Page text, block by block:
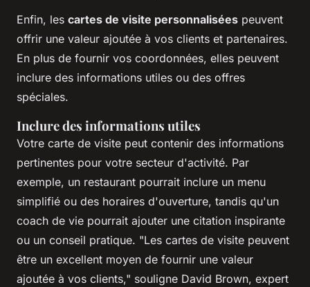
Enfin, les cartes de visite personnalisées peuvent
offrir une valeur ajoutée à vos clients et partenaires.
En plus de fournir vos coordonnées, elles peuvent
inclure des informations utiles ou des offres
spéciales.
Inclure des informations utiles
Votre carte de visite peut contenir des informations
pertinentes pour votre secteur d'activité. Par
exemple, un restaurant pourrait inclure un menu
simplifié ou des horaires d'ouverture, tandis qu'un
coach de vie pourrait ajouter une citation inspirante
ou un conseil pratique. "Les cartes de visite peuvent
être un excellent moyen de fournir une valeur
ajoutée à vos clients," souligne David Brown, expert